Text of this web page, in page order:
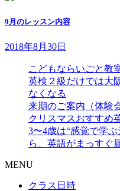
9月のレッスン内容
2018年8月30日
こどもならいごと教
英検２級だけでは大
なくなる
来期のご案内（体験
クリスマスおすすめ
3〜4歳は“感覚で学
ら、英語がまっすぐ
MENU
クラス日時